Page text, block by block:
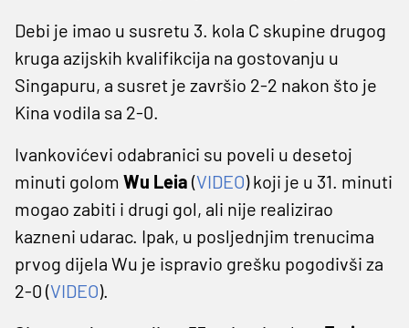
Debi je imao u susretu 3. kola C skupine drugog
kruga azijskih kvalifikcija na gostovanju u
Singapuru, a susret je završio 2-2 nakon što je
Kina vodila sa 2-0.
Ivankovićevi odabranici su poveli u desetoj
minuti golom Wu Leia (VIDEO) koji je u 31. minuti
mogao zabiti i drugi gol, ali nije realizirao
kazneni udarac. Ipak, u posljednjim trenucima
prvog dijela Wu je ispravio grešku pogodivši za
2-0 (VIDEO).